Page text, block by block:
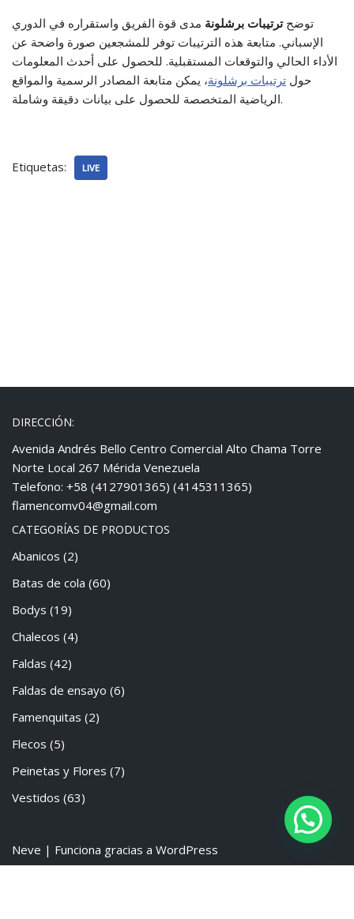
توضحترتيبات برشلونة مدى قوة الفريق واستقراره في الدوري
الإسباني. متابعة هذه الترتيبات توفر للمشجعين صورة واضحة عن
الأداء الحالي والتوقعات المستقبلية. للحصول على أحدث المعلومات
حول ترتيبات برشلونة، يمكن متابعة المصادر الرسمية والمواقع
الرياضية المتخصصة للحصول على بيانات دقيقة وشاملة.
Etiquetas: LIVE
DIRECCIÓN:
Avenida Andrés Bello Centro Comercial Alto Chama Torre
Norte Local 267 Mérida Venezuela
Telefono: +58 (4127901365) (4145311365)
flamencomv04@gmail.com
CATEGORÍAS DE PRODUCTOS
Abanicos (2)
Batas de cola (60)
Bodys (19)
Chalecos (4)
Faldas (42)
Faldas de ensayo (6)
Famenquitas (2)
Flecos (5)
Peinetas y Flores (7)
Vestidos (63)
Neve | Funciona gracias a WordPress